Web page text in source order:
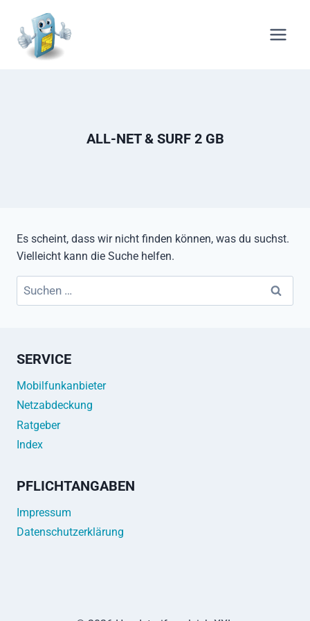
Inhalt
springen
ALL-NET & SURF 2 GB
Es scheint, dass wir nicht finden können, was du suchst.
Vielleicht kann die Suche helfen.
Suchen
nach:
SERVICE
Mobilfunkanbieter
Netzabdeckung
Ratgeber
Index
PFLICHTANGABEN
Impressum
Datenschutzerklärung